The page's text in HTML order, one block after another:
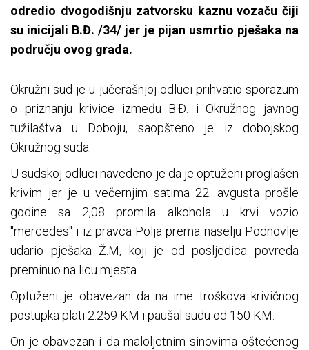
odredio dvogodišnju zatvorsku kaznu vozaču čiji
su inicijali B.Đ. /34/ jer je pijan usmrtio pješaka na
području ovog grada.
Okružni sud je u jučerašnjoj odluci prihvatio sporazum
o priznanju krivice između B.Đ. i Okružnog javnog
tužilaštva u Doboju, saopšteno je iz dobojskog
Okružnog suda.
U sudskoj odluci navedeno je da je optuženi proglašen
krivim jer je u večernjim satima 22. avgusta prošle
godine sa 2,08 promila alkohola u krvi vozio
"mercedes" i iz pravca Polja prema naselju Podnovlje
udario pješaka Ž.M, koji je od posljedica povreda
preminuo na licu mjesta.
Optuženi je obavezan da na ime troškova krivičnog
postupka plati 2.259 KM i paušal sudu od 150 KM.
On je obavezan i da maloljetnim sinovima oštećenog